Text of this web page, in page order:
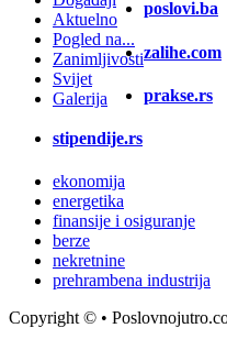
Aktuelno
Pogled na...
Zanimljivosti
Svijet
Galerija
poslovi.ba
zalihe.com
prakse.rs
stipendije.rs
ekonomija
energetika
finansije i osiguranje
berze
nekretnine
prehrambena industrija
Copyright © •